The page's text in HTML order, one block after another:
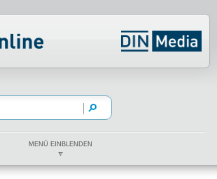
MENÜ EINBLENDEN